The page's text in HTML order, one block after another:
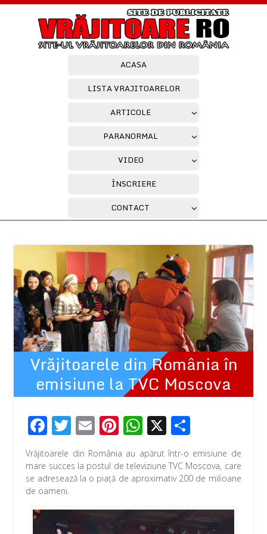
ACASA
LISTA VRAJITOARELOR
ARTICOLE
PARANORMAL
VIDEO
ÎNSCRIERE
CONTACT
Vrăjitoarele din România în
emisiune la TVC Moscova
F
ac
e
b
o
o
T
wi
tt
er
E
m
ail
Pi
er
e
W
h
at
s
p
X
ar
ta
je
ă
Vrăjitoarele din România au apărut într-o emisiune de
mare succes la postul de televiziune TVC Moscova, care
se adresează la o piață de aproximativ 200 de milioane
de oameni.